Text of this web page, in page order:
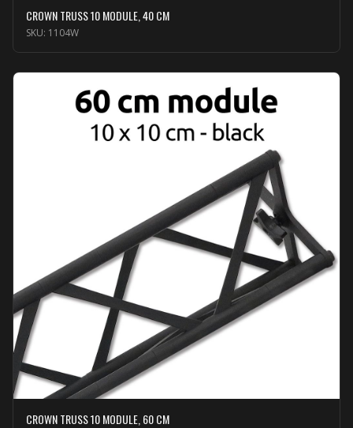
CROWN TRUSS 10 MODULE, 40 CM
SKU: 1104W
CROWN TRUSS 10 MODULE, 60 CM